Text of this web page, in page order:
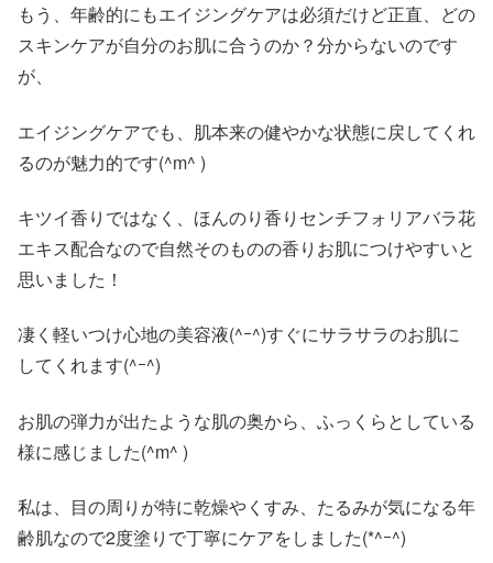
もう、年齢的にもエイジングケアは必須だけど正直、どの
スキンケアが自分のお肌に合うのか？分からないのです
が、
エイジングケアでも、肌本来の健やかな状態に戻してくれ
るのが魅力的です(^m^ )
キツイ香りではなく、ほんのり香りセンチフォリアバラ花
エキス配合なので自然そのものの香りお肌につけやすいと
思いました！
凄く軽いつけ心地の美容液(^ｰ^)すぐにサラサラのお肌に
してくれます(^ｰ^)
お肌の弾力が出たような肌の奥から、ふっくらとしている
様に感じました(^m^ )
私は、目の周りが特に乾燥やくすみ、たるみが気になる年
齢肌なので2度塗りで丁寧にケアをしました(*^ｰ^)